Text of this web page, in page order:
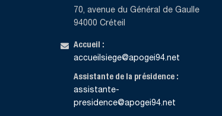
70, avenue du Général de Gaulle
94000 Créteil
Accueil :
accueilsiege@apogei94.net
Assistante de la présidence :
assistante-
presidence@apogei94.net